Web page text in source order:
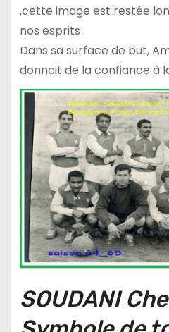
,cette image est restée
nos esprits .
Dans sa surface de but,
donnait de la confiance à
SOUDANI